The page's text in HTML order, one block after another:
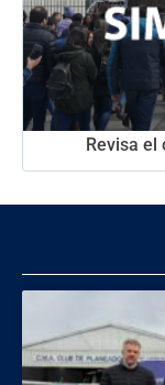
Revisa el